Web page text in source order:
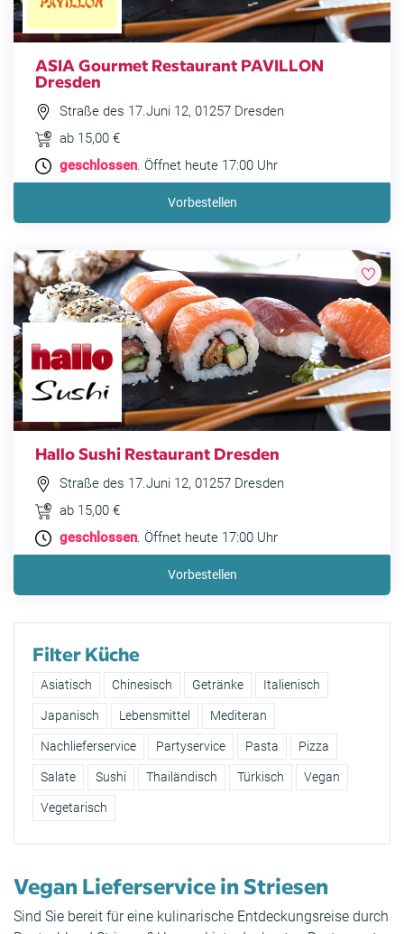
ASIA Gourmet Restaurant PAVILLON
Dresden
Straße des 17.Juni 12, 01257 Dresden
ab 15,00 €
geschlossen. Öffnet heute 17:00 Uhr
Vorbestellen
Hallo Sushi Restaurant Dresden
Straße des 17.Juni 12, 01257 Dresden
ab 15,00 €
geschlossen. Öffnet heute 17:00 Uhr
Vorbestellen
Filter Küche
Asiatisch Chinesisch Getränke Italienisch
Japanisch Lebensmittel Mediteran
Nachlieferservice Partyservice Pasta Pizza
Salate Sushi Thailändisch Türkisch Vegan
Vegetarisch
Vegan Lieferservice in Striesen
Sind Sie bereit für eine kulinarische Entdeckungsreise durch